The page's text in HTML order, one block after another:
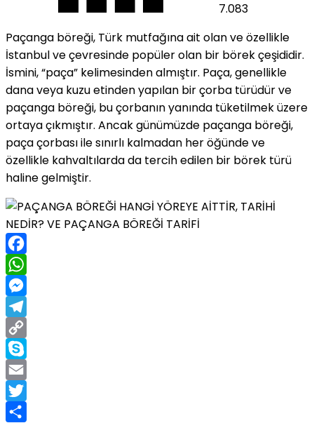
7.083
Paçanga böreği, Türk mutfağına ait olan ve özellikle
İstanbul ve çevresinde popüler olan bir börek çeşididir.
İsmini, “paça” kelimesinden almıştır. Paça, genellikle
dana veya kuzu etinden yapılan bir çorba türüdür ve
paçanga böreği, bu çorbanın yanında tüketilmek üzere
ortaya çıkmıştır. Ancak günümüzde paçanga böreği,
paça çorbası ile sınırlı kalmadan her öğünde ve
özellikle kahvaltılarda da tercih edilen bir börek türü
haline gelmiştir.
Facebook
WhatsApp
Messenger
Telegram
Copy
Link
Skype
Email
Twitter